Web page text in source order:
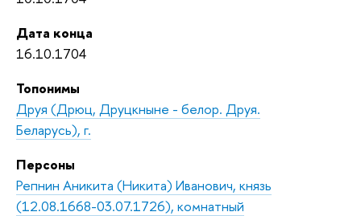
Дата конца
16.10.1704
Топонимы
Друя (Дрюц, Друцкныне - белор. Друя.
Беларусь), г.
Персоны
Репнин Аникита (Никита) Иванович, князь
(12.08.1668-03.07.1726), комнатный